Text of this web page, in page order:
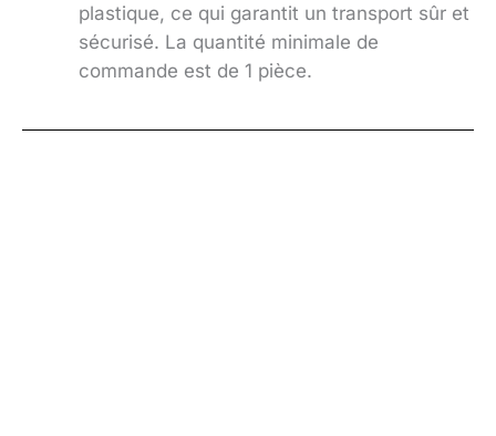
plastique, ce qui garantit un transport sûr et
sécurisé. La quantité minimale de
commande est de 1 pièce.